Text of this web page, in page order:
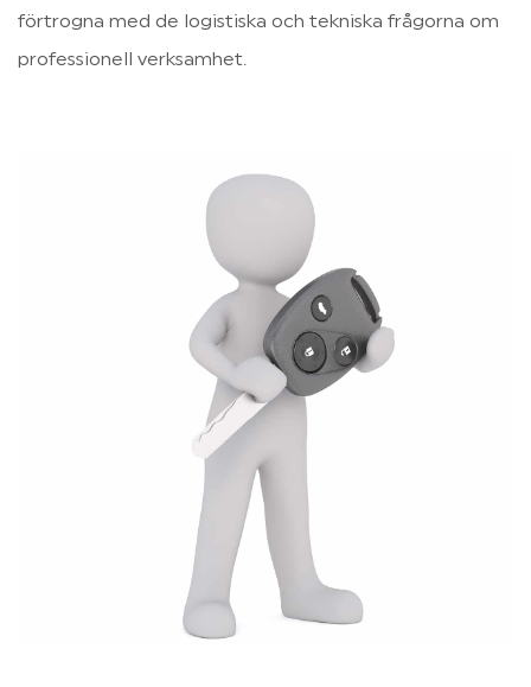
förtrogna med de logistiska och tekniska frågorna om
professionell verksamhet.